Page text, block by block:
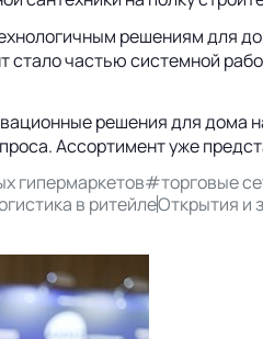
решениям для
стало частью системной
решения для дома
Ассортимент уже
гипермаркетов#торговые
в ритейлеОткрытия и